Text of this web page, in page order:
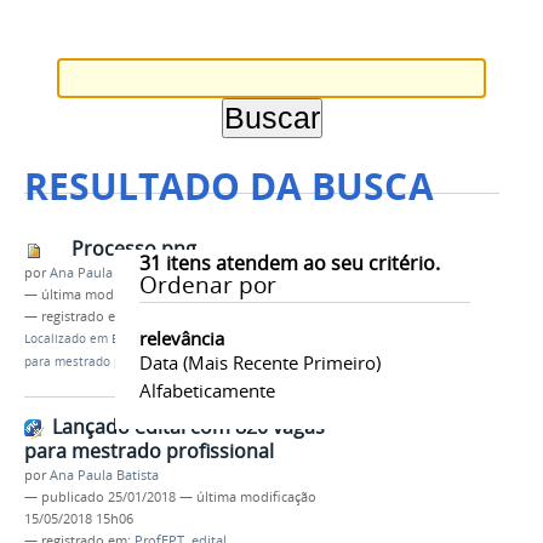
RESULTADO DA BUSCA
31 itens atendem ao seu critério.
Ordenar por
relevância
Data (mais Recente Primeiro)
Alfabeticamente
Processo.png
porAna Paula Batista
— última modificação15/05/2018 15h06
— registrado em:
Localizado em Editais /Lançado edital com 820 vagas
para mestrado profissional
Lançado edital com 820 vagas
para mestrado profissional
porAna Paula Batista
— publicado 25/01/2018 — última modificação
15/05/2018 15h06